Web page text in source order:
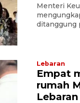
Menteri
ditanggung
Lebaran
Empat
rumah
Lebaran